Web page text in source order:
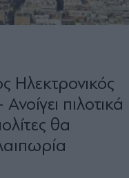
Ηλεκτρονικός
πιλοτικά
θα